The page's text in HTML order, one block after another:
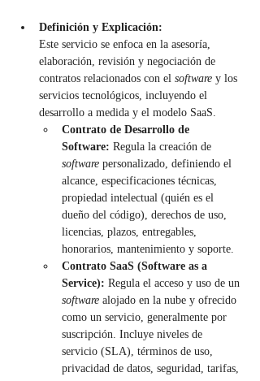
Definición y Explicación:
Este servicio se enfoca en la asesoría,
elaboración, revisión y negociación de
contratos relacionados con el software y los
servicios tecnológicos, incluyendo el
desarrollo a medida y el modelo SaaS.
Contrato de Desarrollo de
Software: Regula la creación de
software personalizado, definiendo el
alcance, especificaciones técnicas,
propiedad intelectual (quién es el
dueño del código), derechos de uso,
licencias, plazos, entregables,
honorarios, mantenimiento y soporte.
Contrato SaaS (Software as a
Service): Regula el acceso y uso de un
software alojado en la nube y ofrecido
como un servicio, generalmente por
suscripción. Incluye niveles de
servicio (SLA), términos de uso,
privacidad de datos, seguridad, tarifas,